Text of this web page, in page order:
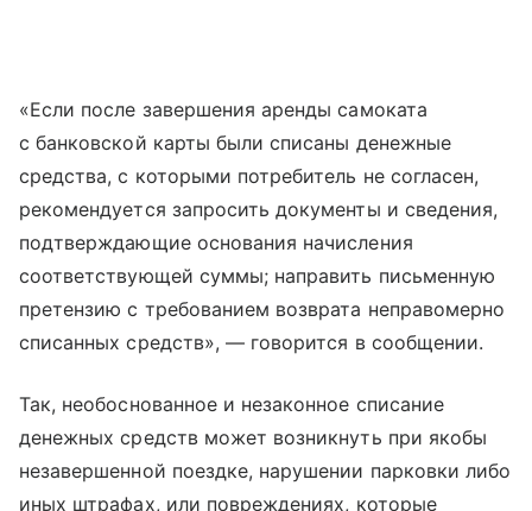
«Если после завершения аренды самоката
с банковской карты были списаны денежные
средства, с которыми потребитель не согласен,
рекомендуется запросить документы и сведения,
подтверждающие основания начисления
соответствующей суммы; направить письменную
претензию с требованием возврата неправомерно
списанных средств», — говорится в сообщении.
Так, необоснованное и незаконное списание
денежных средств может возникнуть при якобы
незавершенной поездке, нарушении парковки либо
иных штрафах, или повреждениях, которые